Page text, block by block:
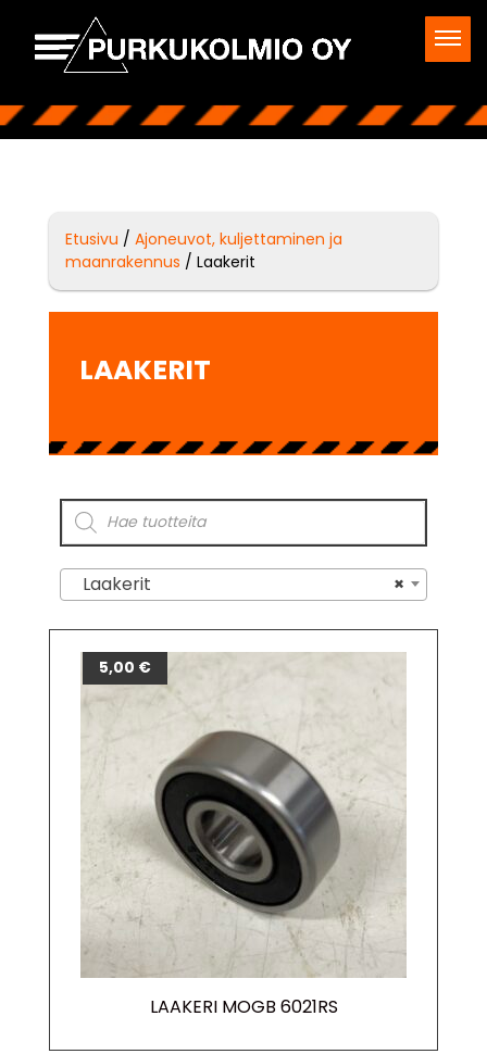
Etusivu / Ajoneuvot, kuljettaminen ja
maanrakennus / Laakerit
LAAKERIT
×
Laakerit
LAAKERI MOGB 6021RS
5,00 €